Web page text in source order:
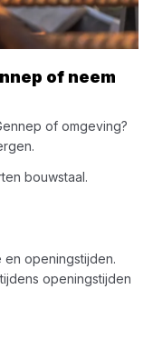
of neem
of omgeving?
.
bouwstaal.
openingstijden.
openingstijden